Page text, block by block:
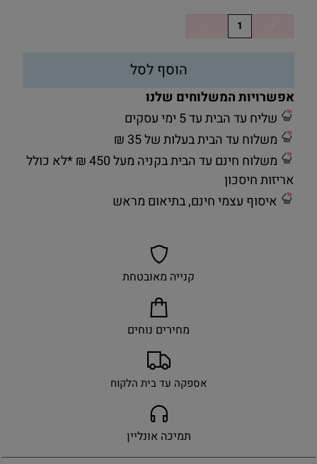
הוסף לסל
אפשרויות המשלוחים שלנו
שליח עד הבית עד 5 ימי עסקים
משלוח עד הבית בעלות של 35 ₪
משלוח חינם עד הבית בקניה מעל 450 ₪ *לא כולל
אריזות חיסכון
איסוף עצמי חינם, בתיאום מראש
קנייה מאובטחת
מחירים נוחים
אספקה עד בית הלקוח
תמיכה אונליין